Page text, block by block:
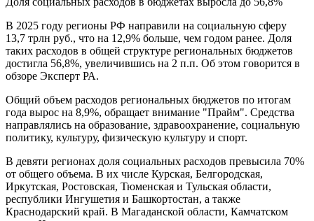
В 2025 году регионы РФ направили на социальную сферу
13,7 трлн руб., что на 12,9% больше, чем годом ранее. Доля
таких расходов в общей структуре региональных бюджетов
достигла 56,8%, увеличившись на 2 п.п. Об этом говорится в
обзоре Эксперт РА.
Общий объем расходов региональных бюджетов по итогам
года вырос на 8,9%, обращает внимание "Прайм". Средства
направлялись на образование, здравоохранение, социальную
политику, культуру, физическую культуру и спорт.
В девяти регионах доля социальных расходов превысила 70%
от общего объема. В их числе Курская, Белгородская,
Иркутская, Ростовская, Тюменская и Тульская области,
республики Ингушетия и Башкортостан, а также
Краснодарский край. В Магаданской области, Камчатском